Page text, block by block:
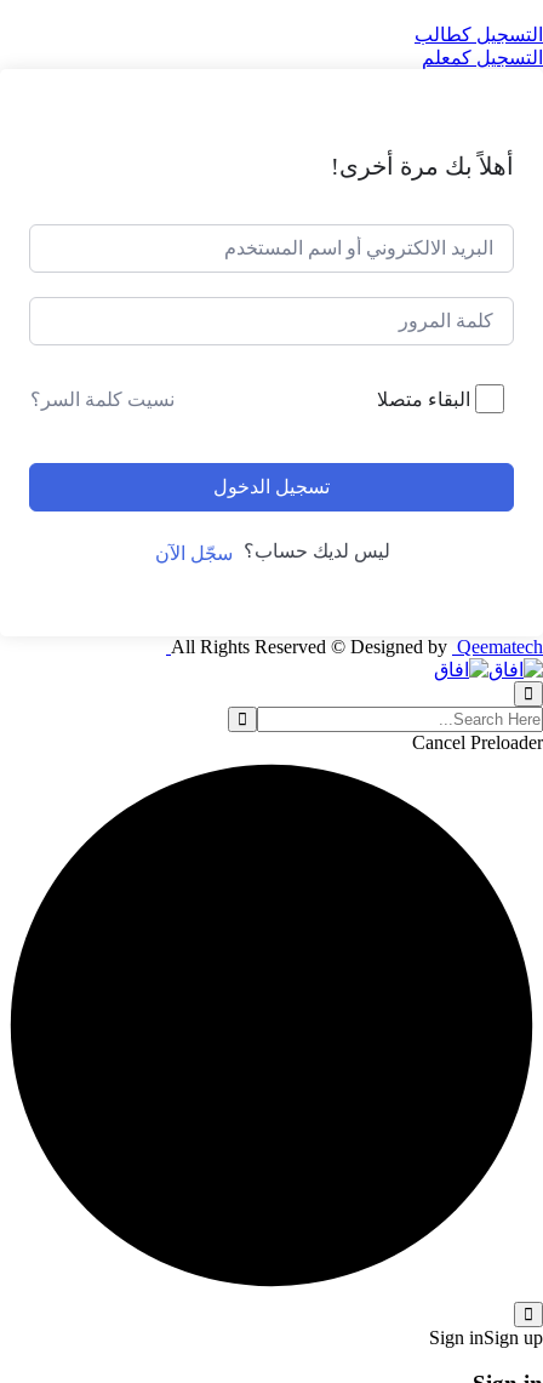
التسجيل كطالب
التسجيل كمعلم
أهلاً بك مرة أخرى!
البقاء متصلا نسيت كلمة السر؟
تسجيل الدخول
ليس لديك حساب؟ سجّل الآن
All Rights Reserved © Designed by Qeematech
Cancel Preloader
Sign inSign up